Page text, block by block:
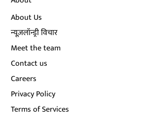
About Us
न्यूज़लॉन्ड्री विचार
Meet the team
Contact us
Careers
Privacy Policy
Terms of Services